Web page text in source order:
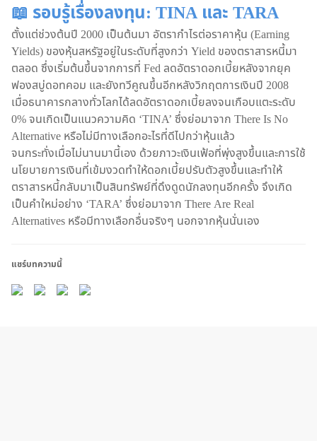
📖 รอบรู้เรื่องลงทุน: TINA และ TARA
ตั้งแต่ช่วงต้นปี 2000 เป็นต้นมา อัตรากำไรต่อราคาหุ้น (Earning
Yields) ของหุ้นสหรัฐอยู่ในระดับที่สูงกว่า Yield ของตราสารหนี้มา
ตลอด ซึ่งเริ่มต้นขึ้นจากการที่ Fed ลดอัตราดอกเบี้ยหลังจากยุค
ฟองสบู่ดอทคอม และยังทวีคูณขึ้นอีกหลังวิกฤตการเงินปี 2008
เมื่อธนาคารกลางทั่วโลกได้ลดอัตราดอกเบี้ยลงจนเกือบแตะระดับ
0% จนเกิดเป็นแนวความคิด ‘TINA’ ซึ่งย่อมาจาก There Is No
Alternative หรือไม่มีทางเลือกอะไรที่ดีไปกว่าหุ้นแล้ว
จนกระทั่งเมื่อไม่นานมานี้เอง ด้วยภาวะเงินเฟ้อที่พุ่งสูงขึ้นและการใช้
นโยบายการเงินที่เข้มงวดทำให้ดอกเบี้ยปรับตัวสูงขึ้นและทำให้
ตราสารหนี้กลับมาเป็นสินทรัพย์ที่ดึงดูดนักลงทุนอีกครั้ง จึงเกิด
เป็นคำใหม่อย่าง ‘TARA’ ซึ่งย่อมาจาก There Are Real
Alternatives หรือมีทางเลือกอื่นจริงๆ นอกจากหุ้นนั่นเอง
แชร์บทความนี้